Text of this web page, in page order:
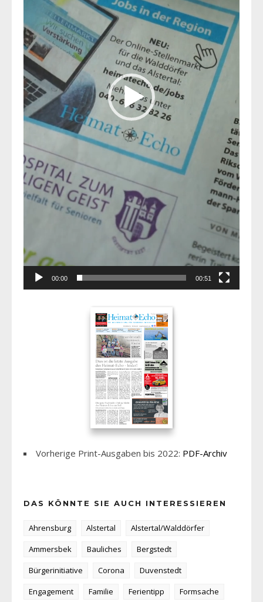
00:00 00:51
Vorherige Print-Ausgaben bis 2022: PDF-Archiv
DAS KÖNNTE SIE AUCH INTERESSIEREN
Ahrensburg Alstertal
Alstertal/Walddörfer
Ammersbek
Bauliches
Bergstedt
Bürgerinitiative
Corona
Duvenstedt
Engagement
Familie Ferientipp
Formsache